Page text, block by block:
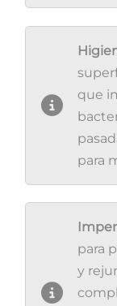
que
para
para
y